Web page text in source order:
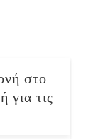
στο
για τις